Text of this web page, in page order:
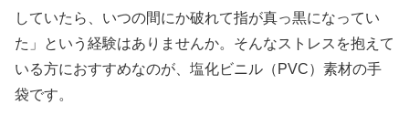
していたら、いつの間にか破れて指が真っ黒になってい
た」という経験はありませんか。そんなストレスを抱えて
いる方におすすめなのが、塩化ビニル（PVC）素材の手
袋です。